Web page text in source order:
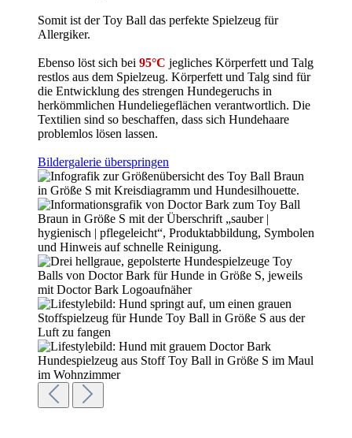
Somit ist der Toy Ball das perfekte Spielzeug für
Allergiker.
Ebenso löst sich bei 95°C jegliches Körperfett und Talg
restlos aus dem Spielzeug. Körperfett und Talg sind für
die Entwicklung des strengen Hundegeruchs in
herkömmlichen Hundeliegeflächen verantwortlich. Die
Textilien sind so beschaffen, dass sich Hundehaare
problemlos lösen lassen.
Bildergalerie überspringen